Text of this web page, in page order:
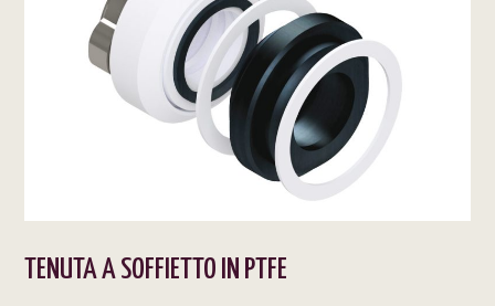
TENUTA A SOFFIETTO IN PTFE